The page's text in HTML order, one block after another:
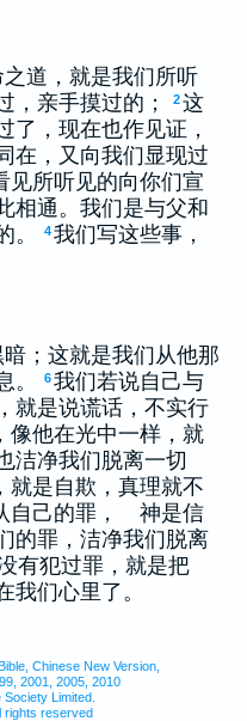
道，就是我们所听
，亲手摸过的；
2这
了，现在也作见证，
在，又向我们显现过
见所听见的向你们宣
相通。我们是与父和
。
4我们写这些事，
；这就是我们从他那
。
6我们若说自己与
就是说谎话，不实行
像他在光中一样，就
洁净我们脱离一切
就是自欺，真理就不
自己的罪， 神是信
的罪，洁净我们脱离
有犯过罪，就是把
我们心里了。
Chinese New Version,
2001, 2005, 2010
Limited.
rights reserved